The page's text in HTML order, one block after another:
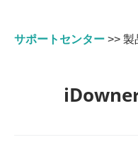
サポートセンター >> 製